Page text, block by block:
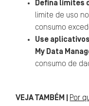
Defina limites
limite de uso
consumo
Use
My Data
consumo de
VEJA TAMBÉM | Por